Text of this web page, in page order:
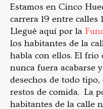
Estamos en Cinco
carrera 19 entre calles
Llegué aquí por la
los habitantes de la
habla con ellos. El frio
nunca fuera acabarse
desechos de todo
restos de comida. La
habitantes de la calle